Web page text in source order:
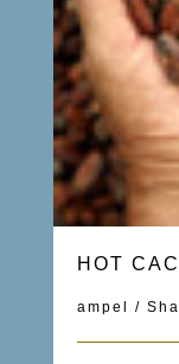
HOT
ampel /